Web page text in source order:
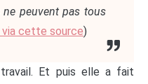
ne peuvent pas tous
via cette source)
Et puis elle a fait